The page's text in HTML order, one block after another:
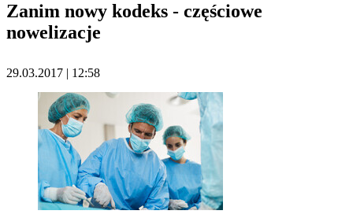
Zanim nowy kodeks - częściowe
nowelizacje
29.03.2017 | 12:58